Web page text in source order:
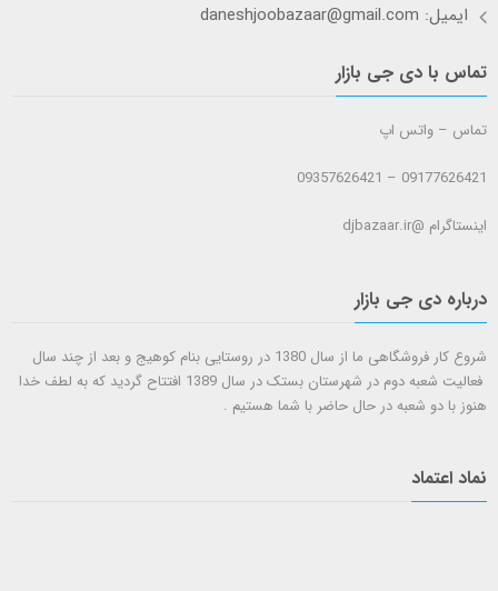
ایمیل: daneshjoobazaar@gmail.com
تماس با دی جی بازار
تماس – واتس اپ
09177626421 – 09357626421
اینستاگرام @djbazaar.ir
درباره دی جی بازار
شروع کار فروشگاهی ما از سال 1380 در روستایی بنام کوهیج و بعد از چند سال
فعالیت شعبه دوم در شهرستان بستک در سال 1389 افتتاح گردید که به لطف خدا
هنوز با دو شعبه در حال حاضر با شما هستيم .
نماد اعتماد